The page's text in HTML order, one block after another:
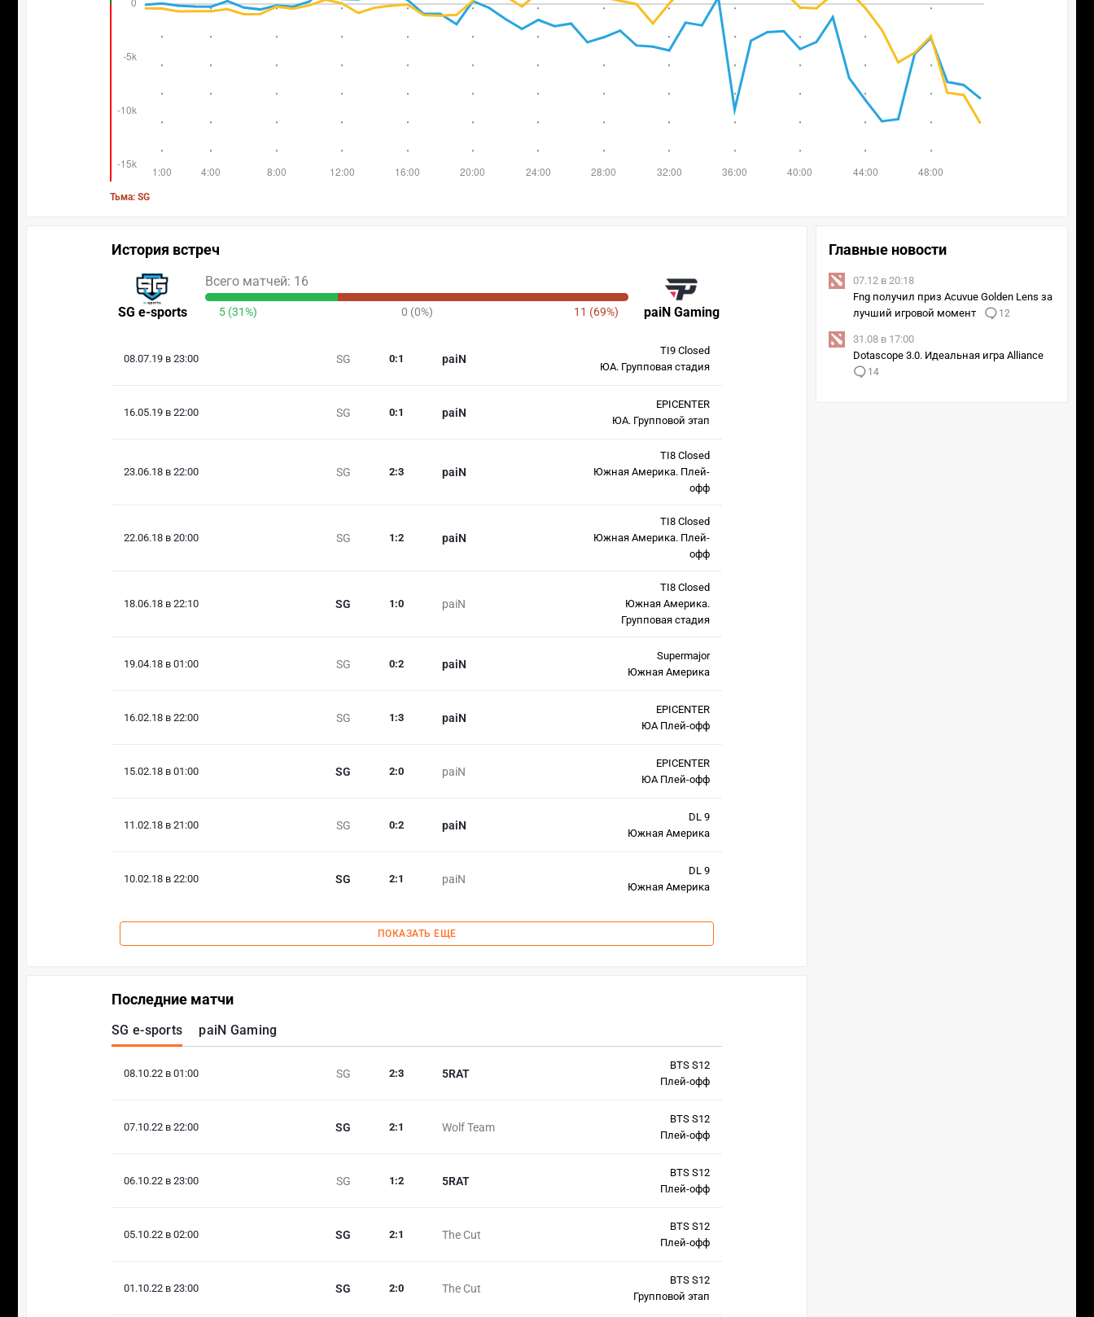
Тьма: SG
История встреч
SG e-sports paiN Gaming
Всего матчей: 16
5 (31%) 0 (0%) 11 (69%)
08.07.19 в 23:00 SG paiN
0:1
TI9 Closed
ЮА. Групповая стадия
16.05.19 в 22:00 SG paiN
0:1
EPICENTER
ЮА. Групповой этап
23.06.18 в 22:00 SG paiN
2:3
TI8 Closed
Южная Америка. Плей-
офф
22.06.18 в 20:00 SG paiN
1 :2
TI8 Closed
Южная Америка. Плей-
офф
18.06.18 в 22:10 SG paiN
1 :0
TI8 Closed
Южная Америка.
Групповая стадия
19.04.18 в 01:00 SG paiN
0:2
Supermajor
Южная Америка
16.02.18 в 22:00 SG paiN
1 :3
EPICENTER
ЮА Плей-офф
15.02.18 в 01:00 SG paiN
2:0
EPICENTER
ЮА Плей-офф
11.02.18 в 21:00 SG paiN
0:2
DL 9
Южная Америка
10.02.18 в 22:00 SG paiN
2:1
DL 9
Южная Америка
ПОКАЗАТЬ ЕЩЕ
Последние матчи
SG e-sports paiN Gaming
08.10.22 в 01:00 SG 5RAT
2:3
BTS S12
Плей-офф
07.10.22 в 22:00 SG Wolf Team
2:1
BTS S12
Плей-офф
06.10.22 в 23:00 SG 5RAT
1 :2
BTS S12
Плей-офф
05.10.22 в 02:00 SG The Cut
2:1
BTS S12
Плей-офф
01.10.22 в 23:00 SG The Cut
2:0
BTS S12
Групповой этап
Главные новости
07.12 в 20:18
Fng получил приз Acuvue Golden Lens за
лучший игровой момент
12
31.08 в 17:00
Dotascope 3.0. Идеальная игра Alliance
14